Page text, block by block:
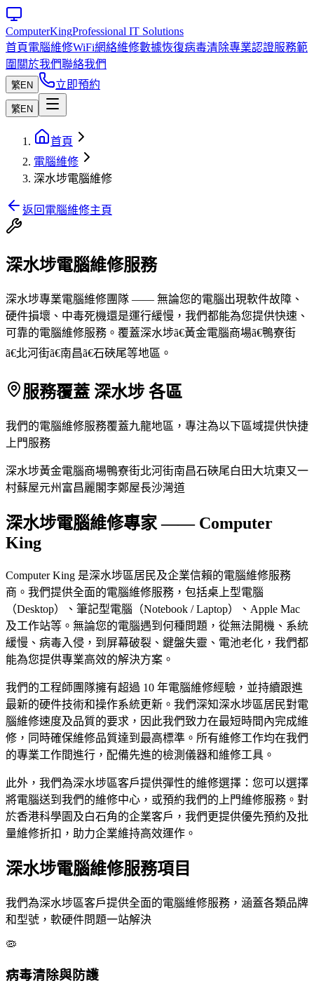
ComputerKingProfessional IT Solutions
首頁電腦維修WiFi網絡維修數據恢復病毒清除專業認證服務範
圍 關於我們聯絡我們
繁EN 立即預約
繁EN
首頁
電腦維修
深水埗電腦維修
返回電腦維修主頁
深水埗電腦維修服務
深水埗專業電腦維修團隊 —— 無論您的電腦出現軟件故障、
硬件損壞、中毒死機還是運行緩慢，我們都能為您提供快速、
可靠的電腦維修服務。覆蓋深水埗ã€黃金電腦商場ã€鴨寮街
ã€北河街ã€南昌ã€石硤尾等地區。
服務覆蓋 深水埗 各區
我們的電腦維修服務覆蓋九龍地區，專注為以下區域提供快捷
上門服務
深水埗黃金電腦商場鴨寮街北河街南昌石硤尾白田大坑東又一
村蘇屋元州 富昌麗閣李鄭屋長沙灣道
深水埗電腦維修專家 —— Computer
King
Computer King 是深水埗區居民及企業信賴的電腦維修服務
商。我們提供全面的電腦維修服務，包括桌上型電腦
（Desktop）、筆記型電腦（Notebook / Laptop）、Apple Mac
及工作站等。無論您的電腦遇到何種問題，從無法開機、系統
緩慢、病毒入侵，到屏幕破裂、鍵盤失靈、電池老化，我們都
能為您提供專業高效的解決方案。
我們的工程師團隊擁有超過 10 年電腦維修經驗，並持續跟進
最新的硬件技術和操作系統更新。我們深知深水埗區居民對電
腦維修速度及品質的要求，因此我們致力在最短時間內完成維
修，同時確保維修品質達到最高標準。所有維修工作均在我們
的專業工作間進行，配備先進的檢測儀器和維修工具。
此外，我們為深水埗區客戶提供彈性的維修選擇：您可以選擇
將電腦送到我們的維修中心，或預約我們的上門維修服務。對
於香港科學園及白石角的企業客戶，我們更提供優先預約及批
量維修折扣，助力企業維持高效運作。
深水埗電腦維修服務項目
我們為深水埗區客戶提供全面的電腦維修服務，涵蓋各類品牌
和型號，軟硬件問題一站解決
🦠
病毒清除與防護